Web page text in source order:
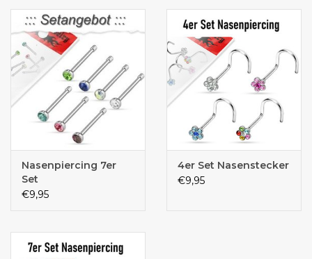
Nasenpiercing 7er
Set
€9,95
4er Set Nasenstecker
€9,95